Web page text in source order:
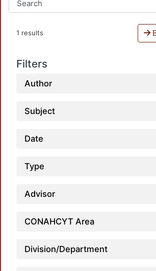
1 results
Filters
Author
Subject
Date
Type
Advisor
CONAHCYT Area
Division/Department